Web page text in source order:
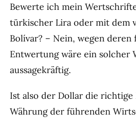
Bewerte ich mein
türkischer Lira oder mit dem
Bolívar? – Nein, wegen
Entwertung wäre ein solcher
aussagekräftig.
Ist also der Dollar die richtige
Währung der führenden